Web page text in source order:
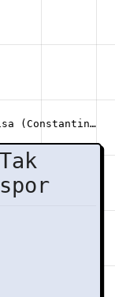
- D'Paspor